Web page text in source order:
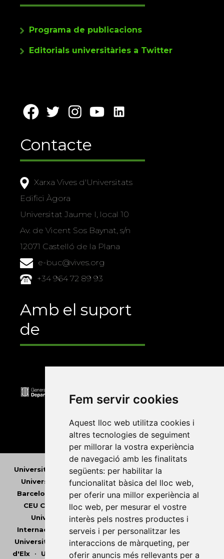
Fem servir cookies
Aquest lloc web utilitza cookies i
altres tecnologies de seguiment
per millorar la vostra experiència
de navegació amb les finalitats
següents: per habilitar la
funcionalitat bàsica del lloc web,
per oferir una millor experiència al
lloc web, per mesurar el vostre
interès pels nostres productes i
serveis i per personalitzar les
interaccions de màrqueting, per
oferir anuncis més rellevants per a
Programa de publicacions
Editorials universitàries a Twitter
Contacte
Xarxa Vives d'Universitats
Edifici Àgora
Universitat Jaume I, local 10
Av. de Vicent Sos Baynat, s/n
12071 Castelló de la Plana
e-buc@vives.org
+34 964 72 89 93
Amb el suport
de
Universitat Abat Oliba CEU•Universitat d'Alacant
Universitat d'Andorra•Universitat Autònoma de
Barcelona
Universitat de Barcelona•Universitat
CEU Cardenal Herrera
•Universitat de Girona
Universitat de les Illes Balears•Universitat
Internacional de Catalunya •Universitat Jaume I
Universitat de Lleida•Universitat Miguel Hernández
d'Elx• Universitat Oberta de Catalunya•Universitat